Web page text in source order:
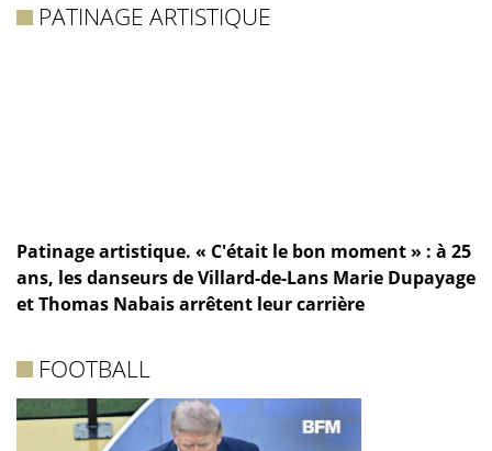
PATINAGE ARTISTIQUE
Patinage artistique. « C'était le bon moment » : à 25
ans, les danseurs de Villard-de-Lans Marie Dupayage
et Thomas Nabais arrêtent leur carrière
FOOTBALL